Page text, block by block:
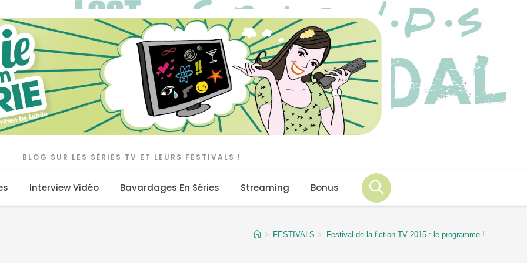
BLOG SUR LES SÉRIES TV ET LEURS FESTIVALS !
Interview Vidéo Bavardages En Séries Streaming Bonus
> FESTIVALS > Festival de la fiction TV 2015 : le programme !